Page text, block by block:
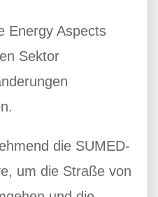
Energy Aspects
Sektor
die SUMED-
um die Straße von